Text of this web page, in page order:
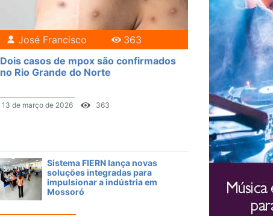
José Francisco
363
Dois casos de mpox são confirmados
no Rio Grande do Norte
13 de março de 2026 363
Sistema FIERN lança novas
soluções integradas para
impulsionar a indústria em
Mossoró